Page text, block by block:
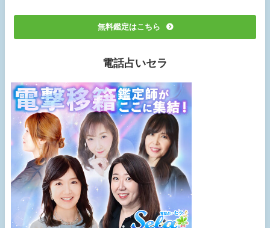
無料鑑定はこちら
電話占いセラ